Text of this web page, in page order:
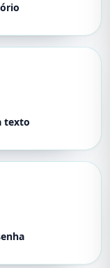
texto